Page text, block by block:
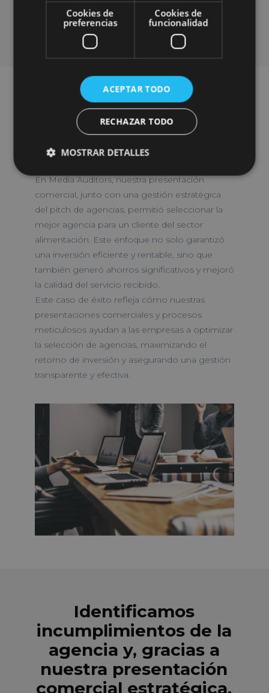
errores e ineficiencias, optimizando los
resultados para el cliente.
RESULTADOS
Conclusiones
Pentación Comercial Exitosa: Selección de
En Media Auditors, nuestra presentación
comercial, junto con una gestión estratégica
del pitch de agencias, permitió seleccionar la
mejor agencia para un cliente del sector
alimentación. Este enfoque no solo garantizó
una inversión eficiente y rentable, sino que
también generó ahorros significativos y mejoró
la calidad del servicio recibido.
Este caso de éxito refleja cómo nuestras
presentaciones comerciales y procesos
meticulosos ayudan a las empresas a optimizar
la selección de agencias, maximizando el
retorno de inversión y asegurando una gestión
transparente y efectiva.
Identificamos
incumplimientos de la
agencia y, gracias a
nuestra presentación
comercial estratégica,
Cookies de
preferencias
Cookies de
funcionalidad
ACEPTAR TODO
RECHAZAR TODO
MOSTRAR DETALLES